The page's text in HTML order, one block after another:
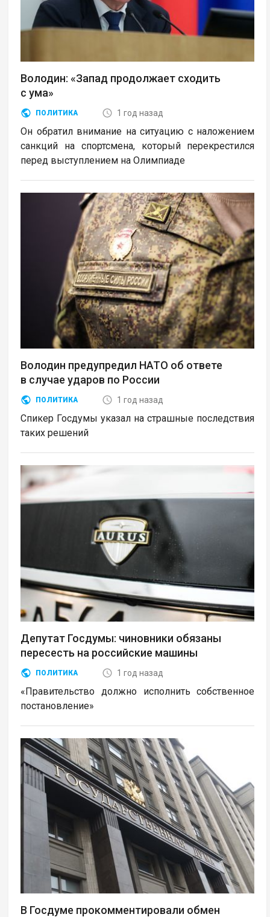
Володин: «Запад продолжает сходить
с ума»
ПОЛИТИКА 1 год назад
Он обратил внимание на ситуацию с наложением
санкций на спортсмена, который перекрестился
перед выступлением на Олимпиаде
Володин предупредил НАТО об ответе
в случае ударов по России
ПОЛИТИКА 1 год назад
Спикер Госдумы указал на страшные последствия
таких решений
Депутат Госдумы: чиновники обязаны
пересесть на российские машины
ПОЛИТИКА 1 год назад
«Правительство должно исполнить собственное
постановление»
В Госдуме прокомментировали обмен